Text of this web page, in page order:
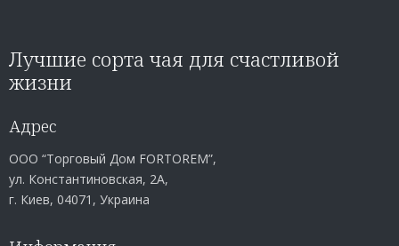
Лучшие сорта чая для счастливой
жизни
Адрес
ООО “Торговый Дом FORTOREM”,
ул. Константиновская, 2А,
г. Киев, 04071, Украина